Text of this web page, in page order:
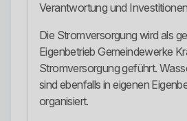
Verantwortung und
Die Stromversorgung wird als
Eigenbetrieb Gemeindewerke
Stromversorgung geführt.
sind ebenfalls in eigenen
organisiert.